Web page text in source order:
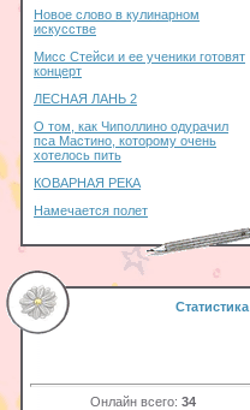
Новое слово в кулинарном
искусстве
Мисс Стейси и ее ученики готовят
концерт
ЛЕСНАЯ ЛАНЬ 2
О том, как Чиполлино одурачил
пса Мастино, которому очень
хотелось пить
КОВАРНАЯ РЕКА
Намечается полет
Статистика
Онлайн всего: 34